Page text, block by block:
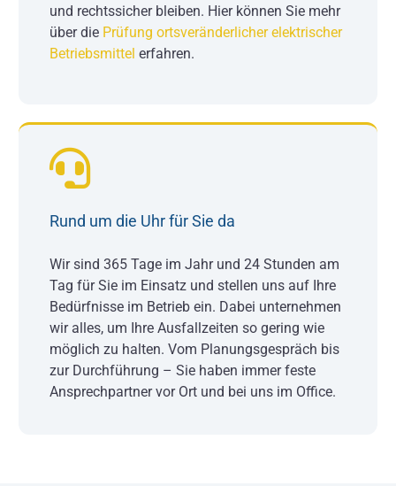
und rechtssicher bleiben. Hier können Sie mehr
über die Prüfung ortsveränderlicher elektrischer
Betriebsmittel erfahren.
Rund um die Uhr für Sie da
Wir sind 365 Tage im Jahr und 24 Stunden am
Tag für Sie im Einsatz und stellen uns auf Ihre
Bedürfnisse im Betrieb ein. Dabei unternehmen
wir alles, um Ihre Ausfallzeiten so gering wie
möglich zu halten. Vom Planungsgespräch bis
zur Durchführung – Sie haben immer feste
Ansprechpartner vor Ort und bei uns im Office.